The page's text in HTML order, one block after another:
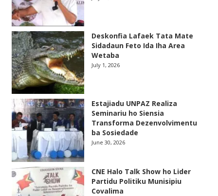
Deskonfia Lafaek Tata Mate
Sidadaun Feto Ida Iha Area
Wetaba
July 1, 2026
Estajiadu UNPAZ Realiza
Seminariu ho Siensia
Transforma Dezenvolvimentu
ba Sosiedade
June 30, 2026
CNE Halo Talk Show ho Lider
Partidu Politiku Munisipiu
Covalima